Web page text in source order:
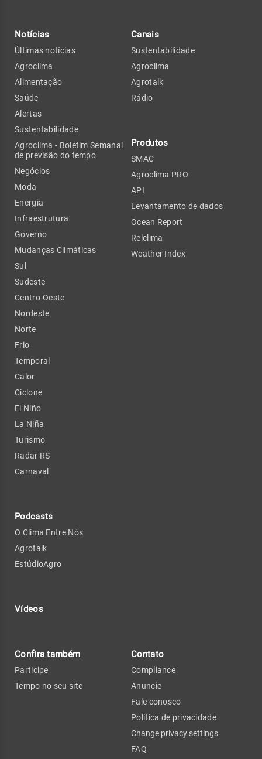
Notícias
Últimas notícias
Agroclima
Alimentação
Saúde
Alertas
Sustentabilidade
Agroclima - Boletim Semanal
de previsão do tempo
Negócios
Moda
Energia
Infraestrutura
Governo
Mudanças Climáticas
Sul
Sudeste
Centro-Oeste
Nordeste
Norte
Frio
Temporal
Calor
Ciclone
El Niño
La Niña
Turismo
Radar RS
Carnaval
Podcasts
O Clima Entre Nós
Agrotalk
EstúdioAgro
Vídeos
Canais
Sustentabilidade
Agroclima
Agrotalk
Rádio
Produtos
SMAC
Agroclima PRO
API
Levantamento de dados
Ocean Report
Relclima
Weather Index
Confira também
Participe
Tempo no seu site
Contato
Compliance
Anuncie
Fale conosco
Política de privacidade
Change privacy settings
FAQ